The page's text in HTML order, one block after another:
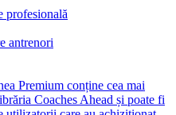
profesională
antrenori
Premium conține cea mai
Coaches Ahead și poate fi